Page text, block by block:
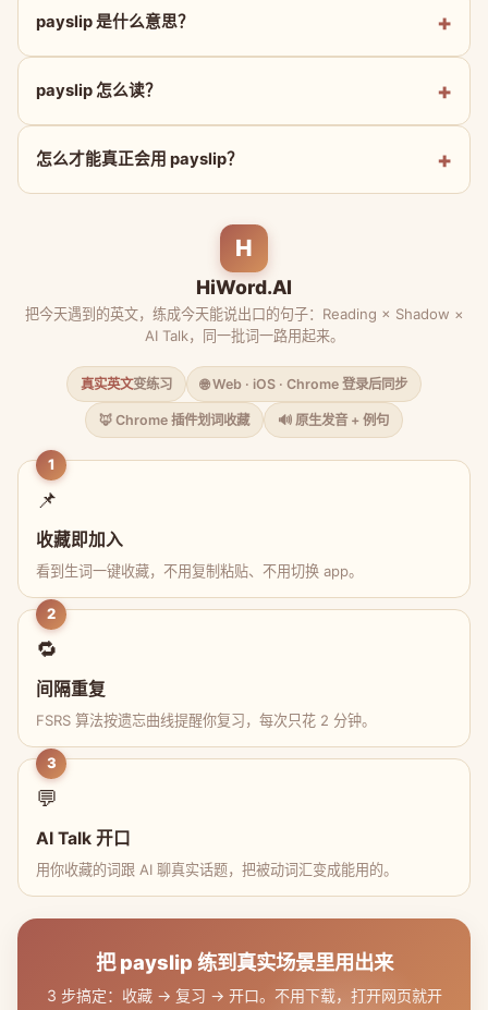
payslip 是什么意思？
payslip 怎么读？
怎么才能真正会用 payslip？
H
HiWord.AI
把今天遇到的英文，练成今天能说出口的句子：Reading × Shadow ×
AI Talk，同一批词一路用起来。
真实英文变练习 🌐 Web · iOS · Chrome 登录后同步
🦊 Chrome 插件划词收藏 🔊 原生发音 + 例句
1
📌
收藏即加入
看到生词一键收藏，不用复制粘贴、不用切换 app。
2
🔁
间隔重复
FSRS 算法按遗忘曲线提醒你复习，每次只花 2 分钟。
3
💬
AI Talk 开口
用你收藏的词跟 AI 聊真实话题，把被动词汇变成能用的。
把 payslip 练到真实场景里用出来
3 步搞定：收藏 → 复习 → 开口。不用下载，打开网页就开